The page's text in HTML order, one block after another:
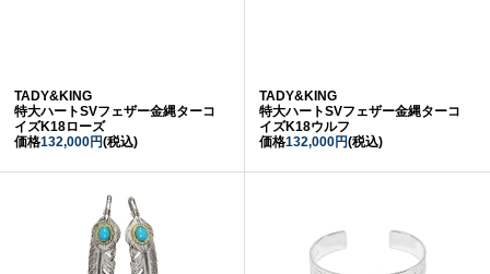
TADY&KING
特大ハートSVフェザー金縄ターコ
イズK18ローズ
価格132,000円(税込)
TADY&KING
特大ハートSVフェザー金縄ターコ
イズK18ウルフ
価格132,000円(税込)